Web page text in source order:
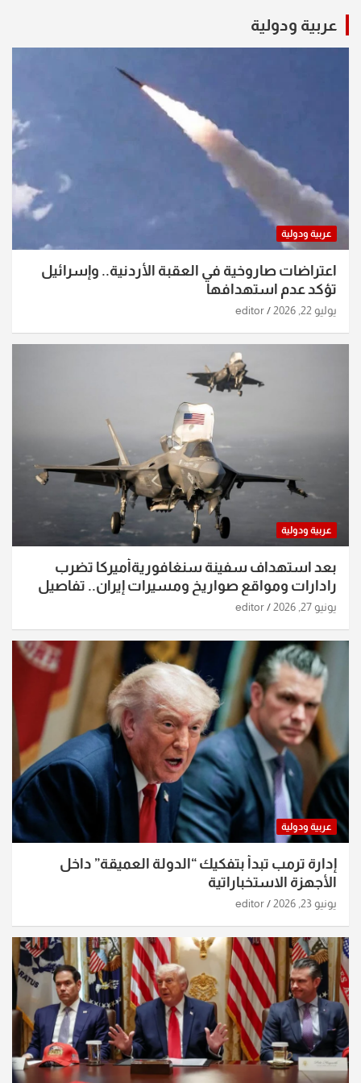
عربية ودولية
عربية ودولية
اعتراضات صاروخية في العقبة الأردنية.. وإسرائيل
تؤكد عدم استهدافها
يوليو 22, 2026 editor
عربية ودولية
بعد استهداف سفينة سنغافوريةأميركا تضرب
رادارات ومواقع صواريخ ومسيرات إيران.. تفاصيل
الساعات الماضية
يونيو 27, 2026 editor
عربية ودولية
إدارة ترمب تبدأ بتفكيك “الدولة العميقة” داخل
الأجهزة الاستخباراتية
يونيو 23, 2026 editor